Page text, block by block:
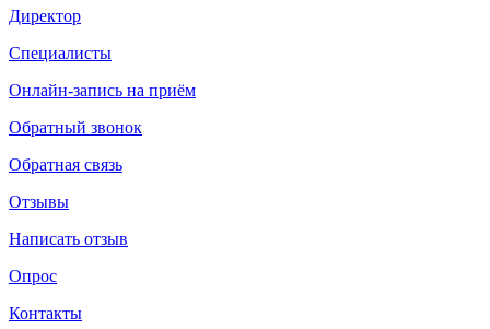
Директор
Специалисты
Онлайн-запись на приём
Обратный звонок
Обратная связь
Отзывы
Написать отзыв
Опрос
Контакты